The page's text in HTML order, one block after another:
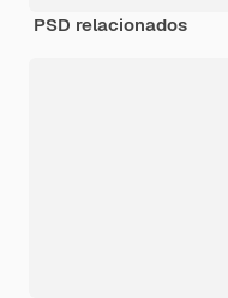
PSD relacionados